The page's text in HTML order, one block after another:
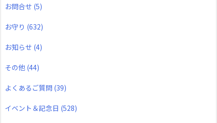
お問合せ (5)
お守り (632)
お知らせ (4)
その他 (44)
よくあるご質問 (39)
イベント＆記念日 (528)